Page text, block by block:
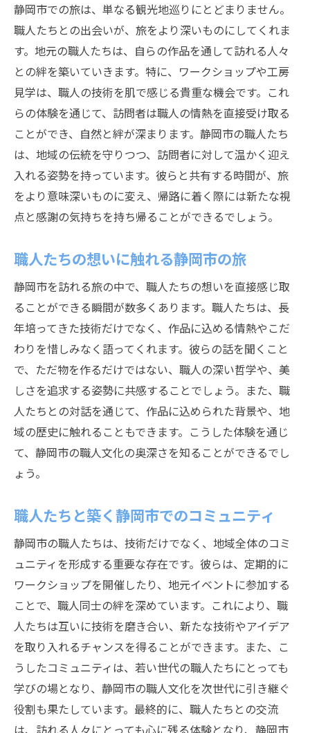
静岡市での旅は、単なる観光地巡りにとどまりません。
職人たちとの出会いが、旅をより深いものにしてくれま
す。地元の職人たちは、自らの作品を通して訪れる人々
との絆を築いていきます。特に、ワークショップや工房
見学は、職人の技術を肌で感じる貴重な機会です。これ
らの体験を通じて、訪問者は職人の情熱を直接受け取る
ことができ、自然と絆が深まります。静岡市の職人たち
は、地域の伝統を守りつつ、訪問者に対して温かく迎え
入れる姿勢を持っています。彼らと共有する時間が、旅
をより意味深いものに変え、帰路に着く際には新たな視
点と感謝の気持ちを持ち帰ることができるでしょう。
職人たちの想いに触れる静岡市の旅
静岡市を訪れる旅の中で、職人たちの想いを直接感じ取
ることができる瞬間が数多くあります。職人たちは、長
年培ってきた技術だけでなく、作品に込める情熱やこだ
わりを惜しみなく語ってくれます。彼らの話を聞くこと
で、ただ物を作るだけではない、職人の深い哲学や、美
しさを追求する姿勢に共感することでしょう。また、職
人たちとの対話を通じて、作品に込められた背景や、地
域の歴史に触れることもできます。こうした体験を通じ
て、静岡市の職人文化の奥深さを知ることができるでし
ょう。
職人たちと築く静岡市でのコミュニティ
静岡市の職人たちは、技術だけでなく、地域全体のコミ
ュニティを形成する重要な存在です。彼らは、定期的に
ワークショップを開催したり、地元イベントに参加する
ことで、職人同士の絆を深めています。これにより、職
人たちは互いに技術を磨き合い、新たな技術やアイデア
を取り入れるチャンスを得ることができます。また、こ
うしたコミュニティは、若い世代の職人たちにとっても
学びの場となり、静岡市の職人文化を次世代に引き継ぐ
役割も果たしています。最終的に、職人たちとの交流
は、訪れる人々にとっても心に残る体験となり、静岡市